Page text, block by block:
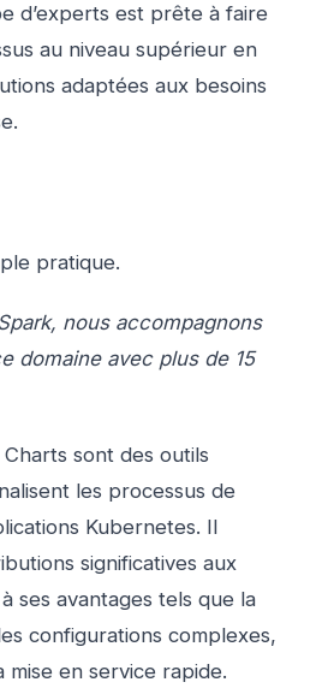
d’experts est prête à faire
au niveau supérieur en
adaptées aux besoins
pratique.
nous accompagnons
domaine avec plus de 15
sont des outils
les processus de
Kubernetes. Il
significatives aux
ses avantages tels que la
configurations complexes,
en service rapide.